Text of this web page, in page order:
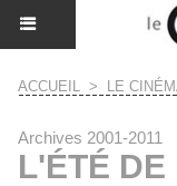
ACCUEIL > LE
Archives 2001-2011
L'ÉTÉ